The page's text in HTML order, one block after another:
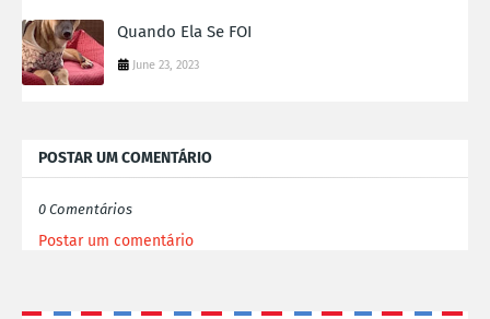
Quando Ela Se FOI
June 23, 2023
POSTAR UM COMENTÁRIO
0 Comentários
Postar um comentário